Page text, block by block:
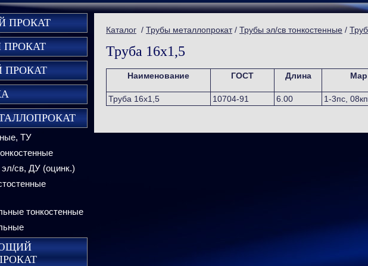
ПРОКАТ
ПРОКАТ
ПРОКАТ
ТУ
эл/св, ДУ (оцинк.)
тонкостенные
Каталог / Трубы металлопрокат/ Трубы эл/св тонкостенные /
Труба 16х1,5
Наименование ГОСТ Длина
Труба 16х1,5 10704-91 6.00 1-3пс, 08кп